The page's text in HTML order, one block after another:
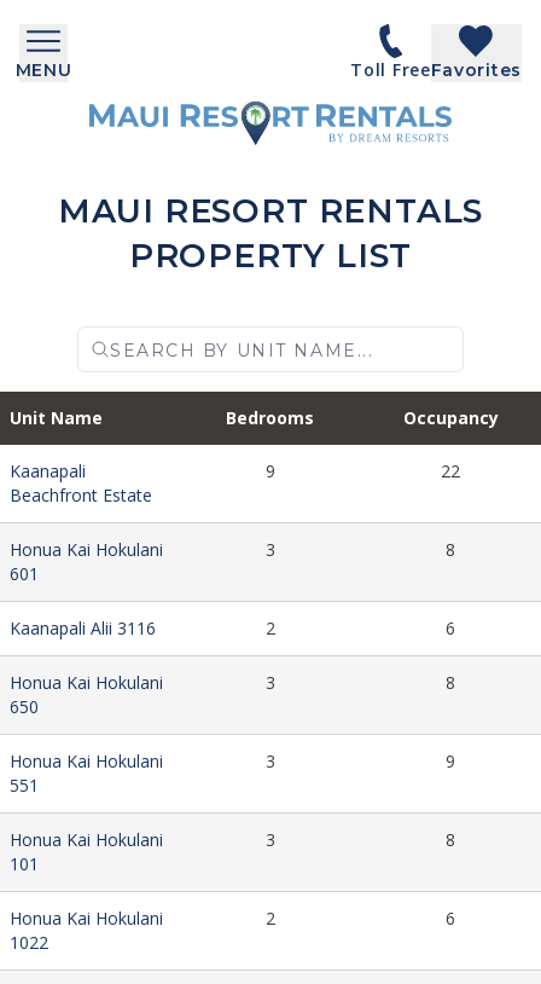
MENU Toll FreeFavorites
MAUI RESORT RENTALS
PROPERTY LIST
Unit Name Bedrooms Occupancy
Kaanapali
Beachfront Estate
9 22
Honua Kai Hokulani
601
3 8
Kaanapali Alii 3116 2 6
Honua Kai Hokulani
650
3 8
Honua Kai Hokulani
551
3 9
Honua Kai Hokulani
101
3 8
Honua Kai Hokulani
1022
2 6